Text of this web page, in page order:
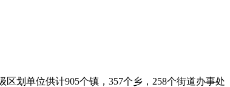
区划单位供计905个镇，357个乡，258个街道办事